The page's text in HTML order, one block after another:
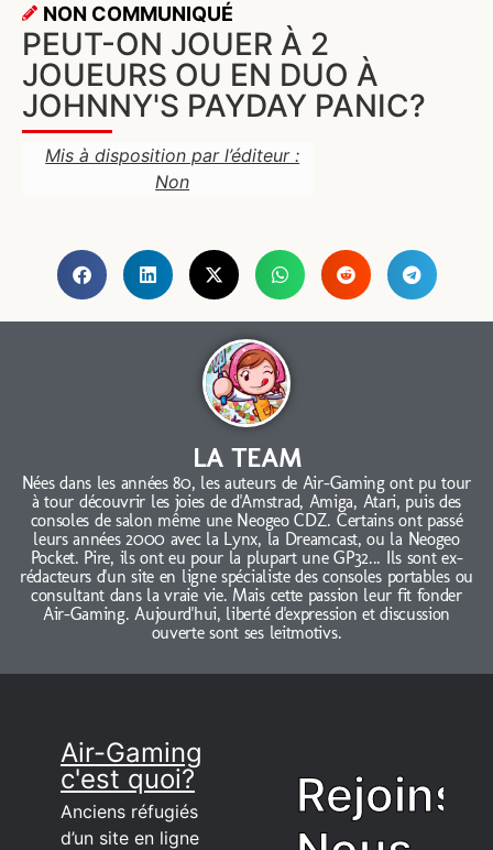
NON COMMUNIQUÉ
PEUT-ON JOUER À 2
JOUEURS OU EN DUO À
JOHNNY'S PAYDAY PANIC?
Mis à disposition par l’éditeur :
Non
LA TEAM
Nées dans les années 80, les auteurs de Air-Gaming ont pu tour
à tour découvrir les joies de d'Amstrad, Amiga, Atari, puis des
consoles de salon même une Neogeo CDZ. Certains ont passé
leurs années 2000 avec la Lynx, la Dreamcast, ou la Neogeo
Pocket. Pire, ils ont eu pour la plupart une GP32... Ils sont ex-
rédacteurs d'un site en ligne spécialiste des consoles portables ou
consultant dans la vraie vie. Mais cette passion leur fit fonder
Air-Gaming. Aujourd'hui, liberté d'expression et discussion
ouverte sont ses leitmotivs.
Air-Gaming
c'est quoi?
Anciens réfugiés
d’un site en ligne
Rejoins